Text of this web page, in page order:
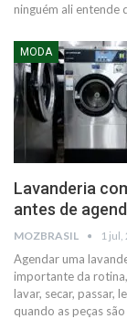
ninguém ali entende
MODA
Lavanderia
antes de
MOZBRASIL 1 jul,
Agendar uma
importante da
lavar, secar, passar,
quando as peças